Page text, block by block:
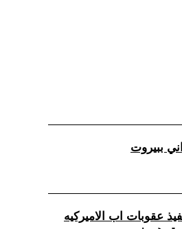
عقوبات اب الاميركيه